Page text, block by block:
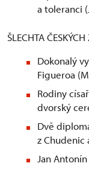
a toleranci
ŠLECHTA
Dokonalý
Figueroa
Rodiny
dvorský
Dvě
z Chudenic
Jan